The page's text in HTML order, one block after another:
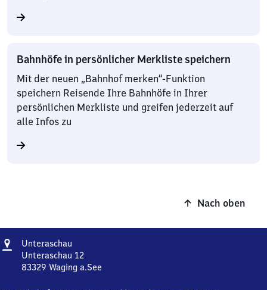
Bahnhöfe in persönlicher Merkliste speichern
Mit der neuen „Bahnhof merken“-Funktion
speichern Reisende Ihre Bahnhöfe in Ihrer
persönlichen Merkliste und greifen jederzeit auf
alle Infos zu
Nach oben
Adresse
Unteraschau
Unteraschau 12
83329 Waging a.See